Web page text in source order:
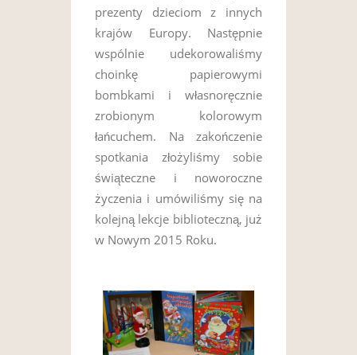
prezenty dzieciom z innych
krajów Europy. Następnie
wspólnie udekorowaliśmy
choinkę papierowymi
bombkami i własnoręcznie
zrobionym kolorowym
łańcuchem. Na zakończenie
spotkania złożyliśmy sobie
świąteczne i noworoczne
życzenia i umówiliśmy się na
kolejną lekcje biblioteczną, już
w Nowym 2015 Roku.